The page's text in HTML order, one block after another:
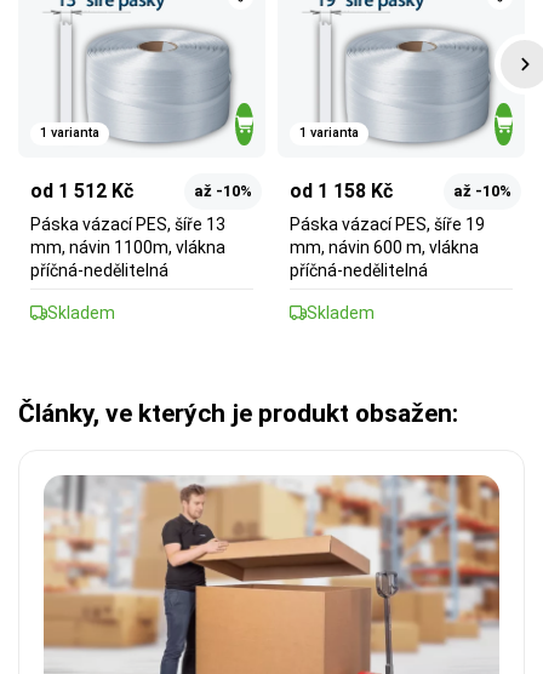
1 varianta
od 1 512 Kč až -10%
Páska vázací PES, šíře 13
mm, návin 1100m, vlákna
příčná-nedělitelná
Skladem
1 varianta
od 1 158 Kč až -10%
Páska vázací PES, šíře 19
mm, návin 600 m, vlákna
příčná-nedělitelná
Skladem
Články, ve kterých je produkt obsažen: